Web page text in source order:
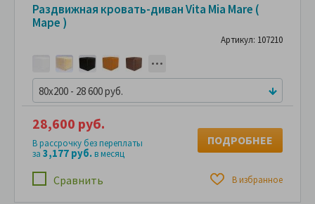
Раздвижная кровать-диван Vita Mia Mare (
Маре )
Артикул: 107210
80x200 - 28 600 руб.
Сравнить В избранное
28,600 руб.
В рассрочку без переплаты
за 3,177 руб.в месяц
ПОДРОБНЕЕ